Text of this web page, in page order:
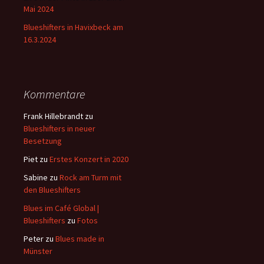
Mai 2024
Blueshifters in Havixbeck am
16.3.2024
Kommentare
Frank Hillebrandt zu
Blueshifters in neuer
Besetzung
Piet zu Erstes Konzert in 2020
Sabine zu Rock am Turm mit
den Blueshifters
Blues im Café Global |
Blueshifters zu Fotos
Peter zu Blues made in
Münster